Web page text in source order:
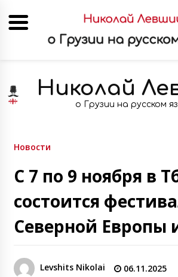
content
Николай
о Грузии на русском
Новости
С 7 по 9 ноября в
состоится
Северной Европы
Levshits Nikolai 06.11.2025